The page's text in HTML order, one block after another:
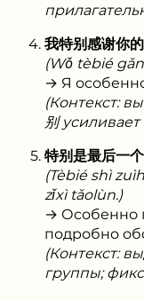
我特别感谢你的
(Wǒ tèbié
→ Я
(Контекст:
别
特别是最后一
(Tèbié shì
zǐxì tǎolùn.)
→ Особенно
подробно
(Контекст:
группы;